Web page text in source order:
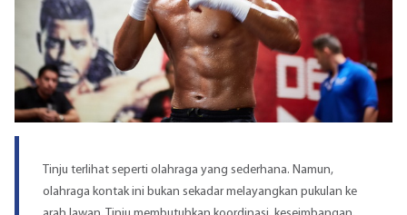
Tinju terlihat seperti olahraga yang sederhana. Namun,
olahraga kontak ini bukan sekadar melayangkan pukulan ke